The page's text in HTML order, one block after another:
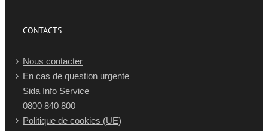
CONTACTS
Nous contacter
En cas de question urgente
Sida Info Service
0800 840 800
Politique de cookies (UE)